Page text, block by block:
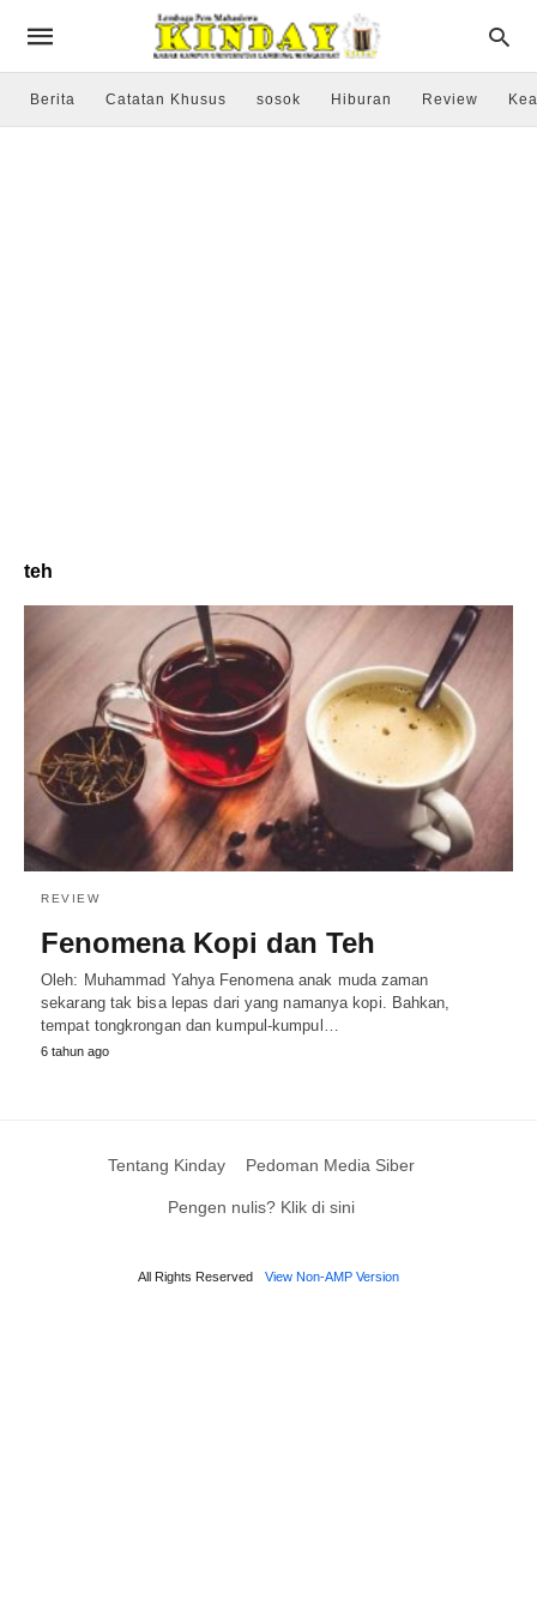
Berita Catatan Khusus sosok Hiburan Review
teh
REVIEW
Fenomena Kopi dan Teh
Oleh: Muhammad Yahya Fenomena anak muda zaman
sekarang tak bisa lepas dari yang namanya kopi. Bahkan,
tempat tongkrongan dan kumpul-kumpul…
6 tahun ago
Tentang Kinday Pedoman Media Siber
Pengen nulis? Klik di sini
All Rights Reserved View Non-AMP Version